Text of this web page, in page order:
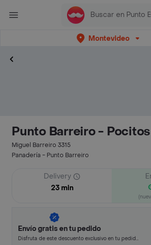
Montevideo
Punto Barreiro - Pocitos
Miguel Barreiro 3315
Panadería - Punto Barreiro
Delivery
23 min
Envío gratis en tu pedido
Disfruta de este descuento exclusivo en tu pedido